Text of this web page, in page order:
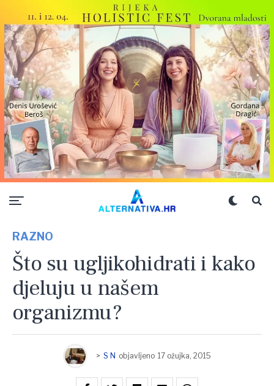
RAZNO
Što su ugljikohidrati i kako
djeluju u našem
organizmu?
> S N objavljeno 17 ožujka, 2015